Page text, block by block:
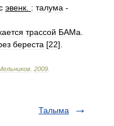
эвенк : талума -
трассой БАМа
береста [22].
2009
Талыма